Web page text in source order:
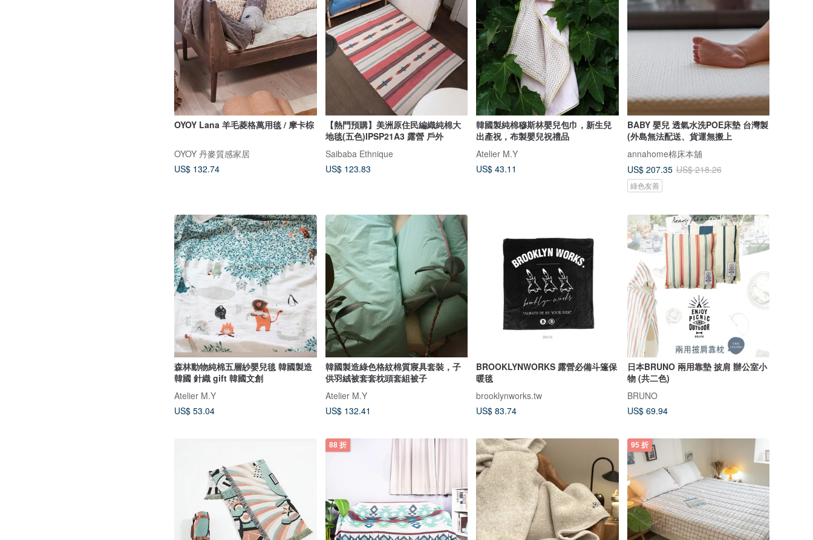
OYOY Lana 羊毛菱格萬用毯 / 摩卡棕
OYOY 丹麥質感家居
US$ 132.74
【熱門預購】美洲原住民編織純棉大
地毯(五色)IPSP21A3 露營 戶外
Saibaba Ethnique
US$ 123.83
韓國製純棉穆斯林嬰兒包巾，新生兒
出產祝，布製嬰兒祝禮品
Atelier M.Y
US$ 43.11
BABY 嬰兒 透氣水洗POE床墊 台灣製
(外島無法配送、貨運無搬上
annahome棉床本舖
US$ 207.35 US$ 218.26
綠色友善
森林動物純棉五層紗嬰兒毯 韓國製造
韓國 針織 gift 韓國文創
Atelier M.Y
US$ 53.04
韓國製造綠色格紋棉質寢具套裝，子
供羽絨被套套枕頭套組被子
Atelier M.Y
US$ 132.41
BROOKLYNWORKS 露營必備斗篷保
暖毯
brooklynworks.tw
US$ 83.74
日本BRUNO 兩用靠墊 披肩 辦公室小
物 (共二色)
BRUNO
US$ 69.94
88 折 95 折